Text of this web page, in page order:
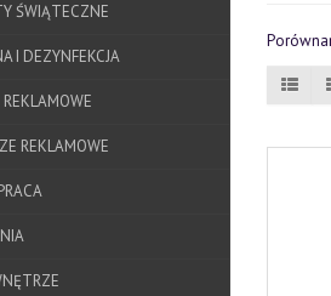
ŚWIĄTECZNE
I DEZYNFEKCJA
REKLAMOWE
REKLAMOWE